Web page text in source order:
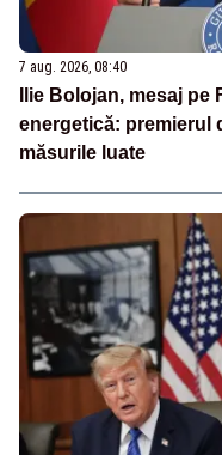
7 aug. 2026, 08:40
Ilie Bolojan, mesaj
energetică: premierul
măsurile luate